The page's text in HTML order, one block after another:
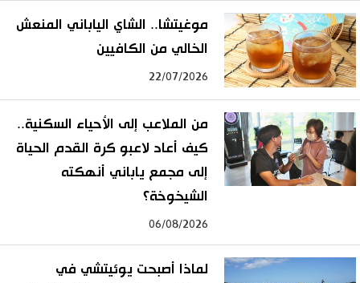
موغيتشا.. الشاي الياباني المنعش
الخالي من الكافيين
22/07/2026
من الملاعب إلى الأحياء السكنية..
كيف أعاد لاعبو كرة القدم الحياة
إلى مجمع ياباني أنهكته
الشيخوخة؟
06/08/2026
لماذا أصبحت يوئيتشي في